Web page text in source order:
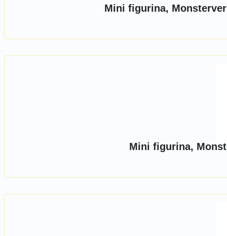
Mini figurina,
Mini figurina,